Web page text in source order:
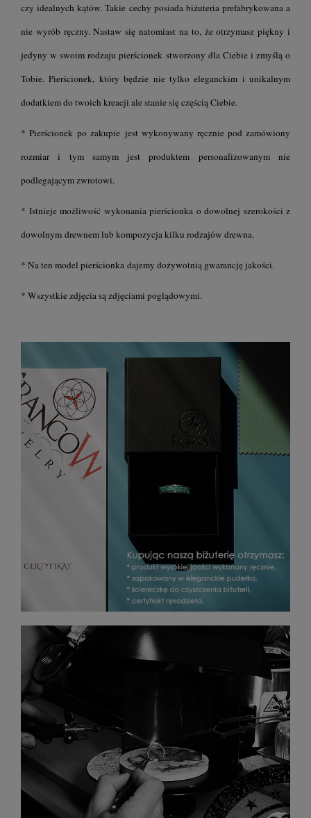
czy idealnych kątów. Takie cechy posiada biżuteria prefabrykowana a
nie wyrób ręczny. Nastaw się natomiast na to, że otrzymasz piękny i
jedyny w swoim rodzaju pierścionek stworzony dla Ciebie i zmyślą o
Tobie. Pierścionek, który będzie nie tylko eleganckim i unikalnym
dodatkiem do twoich kreacji ale stanie się częścią Ciebie.
* Pierścionek po zakupie jest wykonywany ręcznie pod zamówiony
rozmiar i tym samym jest produktem personalizowanym nie
podlegającym zwrotowi.
* Istnieje możliwość wykonania pierścionka o dowolnej szerokości z
dowolnym drewnem lub kompozycja kilku rodzajów drewna.
* Na ten model pierścionka dajemy dożywotnią gwarancję jakości.
* Wszystkie zdjęcia są zdjęciami poglądowymi.